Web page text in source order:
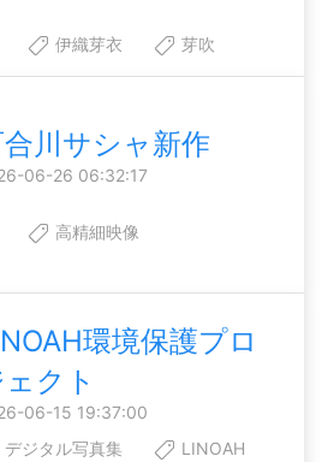
伊織芽衣 芽吹
川サシャ新作
06-26 06:32:17
高精細映像
環境保護プロ
クト
06-15 19:37:00
デジタル写真集 LINOAH